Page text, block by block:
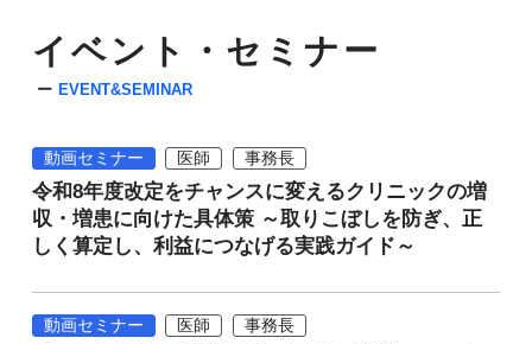
イベント・セミナー
EVENT&SEMINAR
動画セミナー 医師 事務長
令和8年度改定をチャンスに変えるクリニックの増
収・増患に向けた具体策 ～取りこぼしを防ぎ、正
しく算定し、利益につなげる実践ガイド～
動画セミナー 医師 事務長